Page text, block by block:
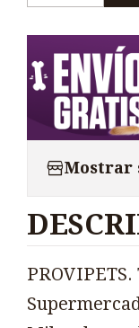
Mostrar